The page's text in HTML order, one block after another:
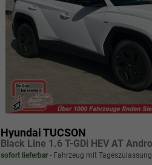
Hyundai TUCSON
sofort lieferbar Fahrzeug mit Tageszulassung